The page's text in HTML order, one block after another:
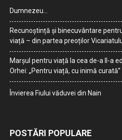
Dumnezeu…
Recunoștință și binecuvântare
viață – din partea preoților
Marșul pentru viață la cea de-a II-a
Orhei: „Pentru viață, cu inimă curată”
Învierea Fiului văduvei din Nain
POSTĂRI POPULARE